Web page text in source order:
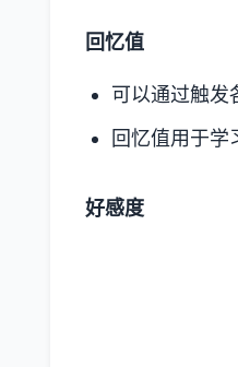
回忆值
可以通过触发
回忆值用于学
好感度